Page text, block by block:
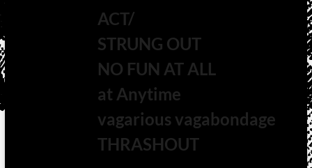
ACT/
STRUNG OUT
NO FUN AT ALL
at Anytime
vagarious vagabondage
THRASHOUT